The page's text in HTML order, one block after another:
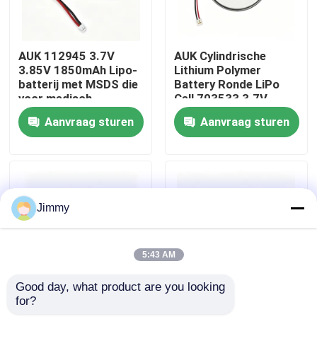
Over ons
Fabriekstocht
Vraag een offerte
De Batterij van douanelipo
AUK 112945 3.7V
3.85V 1850mAh Lipo-
batterij met MSDS die
voor medisch
apparaat wordt
gebruiktAanvraag sturen
AUK Cylindrische
Lithium Polymer
Battery Ronde LiPo
Cell 703533 3.7V
750mAh 2.775Wh Met
UN38.3 CE Voor
slimme
Aanvraag sturen
AUK 606080-2S 7.4V
Jimmy
5:43 AM
Good day, what product are you looking
for?